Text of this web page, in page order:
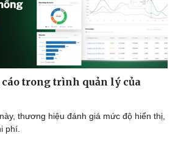
cáo trong trình quản lý của
thương hiệu đánh giá mức độ hiển thị,
phí.